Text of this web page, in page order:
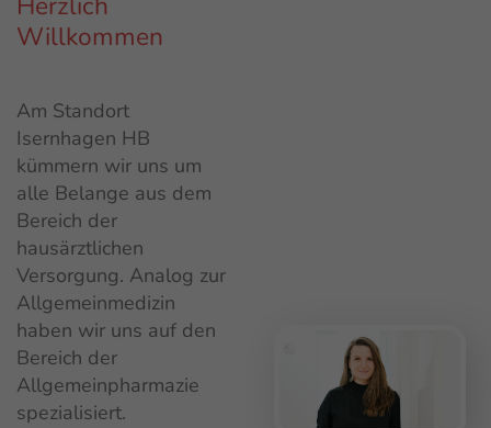
Willkommen
Am Standort
Isernhagen HB
kümmern wir uns um
alle Belange aus dem
Bereich der
hausärztlichen
Versorgung. Analog zur
Allgemeinmedizin
haben wir uns auf den
Bereich der
Allgemeinpharmazie
spezialisiert.